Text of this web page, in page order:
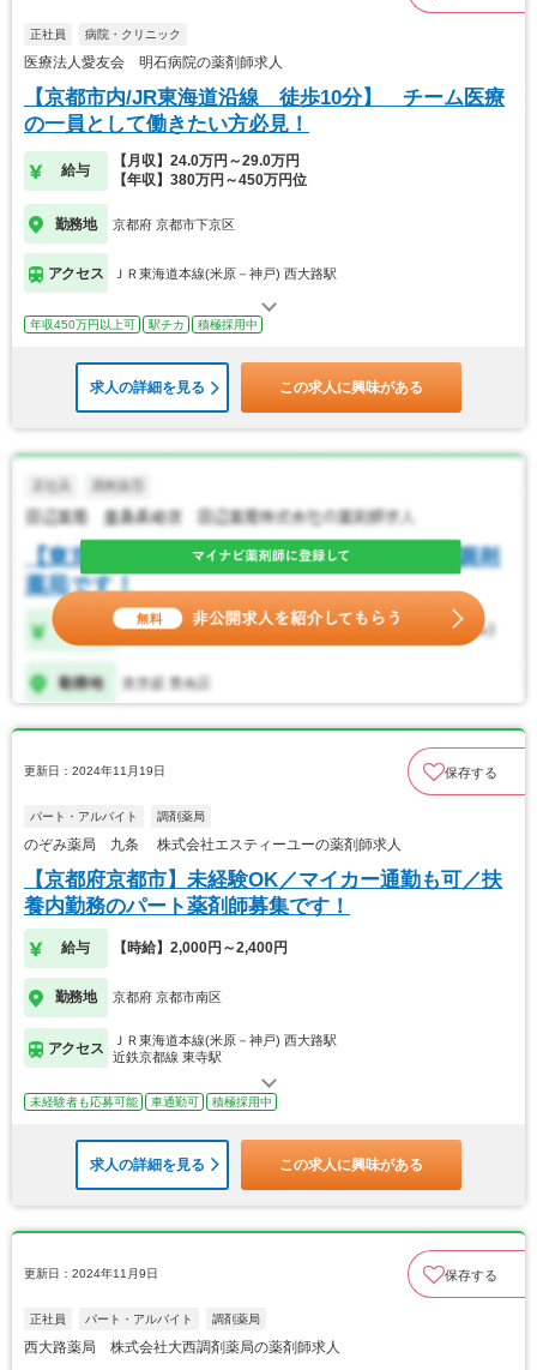
正社員 病院・クリニック
医療法人愛友会 明石病院の薬剤師求人
【京都市内/JR東海道沿線 徒歩10分】 チーム医療
の一員として働きたい方必見！
給与
【月収】24.0万円～29.0万円
【年収】380万円～450万円位
勤務地 京都府 京都市下京区
アクセス ＪＲ東海道本線(米原－神戸) 西大路駅
年収450万円以上可 駅チカ 積極採用中
求人の詳細を見る この求人に興味がある
更新日：2024年11月19日 保存する
パート・アルバイト 調剤薬局
のぞみ薬局 九条 株式会社エスティーユーの薬剤師求人
【京都府京都市】未経験OK／マイカー通勤も可／扶
養内勤務のパート薬剤師募集です！
給与 【時給】2,000円～2,400円
勤務地 京都府 京都市南区
アクセス
ＪＲ東海道本線(米原－神戸) 西大路駅
近鉄京都線 東寺駅
未経験者も応募可能 車通勤可 積極採用中
求人の詳細を見る この求人に興味がある
更新日：2024年11月9日 保存する
正社員 パート・アルバイト 調剤薬局
西大路薬局 株式会社大西調剤薬局の薬剤師求人